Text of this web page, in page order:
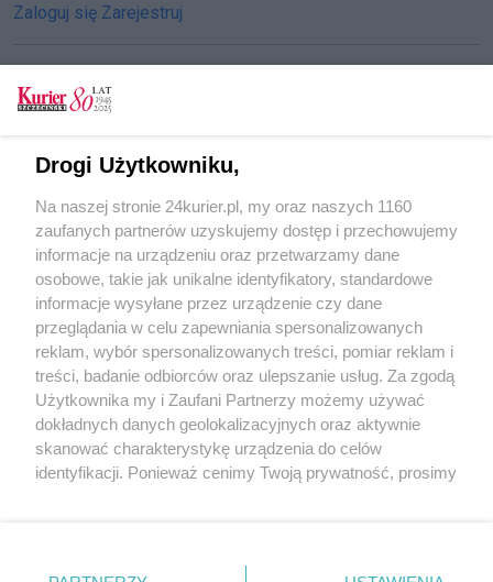
Zaloguj się Zarejestruj
Premiowe wykręty prezydenta Krzystka
Schroniska na Chopina nie będzie (akt. 1)
Sesja z premiami prezesów w tle
POGODA
26℃
Zobacz prognozę na 3 dni
Drogi Użytkowniku,
Na naszej stronie 24kurier.pl, my oraz naszych 1160
zaufanych partnerów uzyskujemy dostęp i przechowujemy
informacje na urządzeniu oraz przetwarzamy dane
osobowe, takie jak unikalne identyfikatory, standardowe
informacje wysyłane przez urządzenie czy dane
przeglądania w celu zapewniania spersonalizowanych
reklam, wybór spersonalizowanych treści, pomiar reklam i
treści, badanie odbiorców oraz ulepszanie usług. Za zgodą
Użytkownika my i Zaufani Partnerzy możemy używać
dokładnych danych geolokalizacyjnych oraz aktywnie
skanować charakterystykę urządzenia do celów
identyfikacji. Ponieważ cenimy Twoją prywatność, prosimy
prywatności znajdujący się w lewym dolnym rogu strony